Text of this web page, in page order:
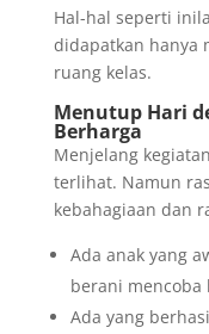
Hal-hal seperti
didapatkan hanya
ruang kelas.
Menutup Hari
Berharga
Menjelang
terlihat. Namun
kebahagiaan dan
Ada anak yang
berani mencoba
Ada yang